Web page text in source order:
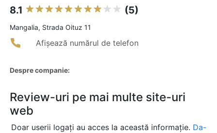
8.1 (5)
Mangalia, Strada Oituz 11
Afișează numărul de telefon
Despre companie:
Review-uri pe mai multe site-uri
web
Doar userii logați au acces la această informație. Da-